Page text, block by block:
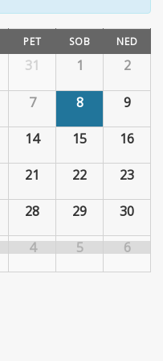
PET SOB NED
31 1 2
7 8 9
14 15 16
21 22 23
28 29 30
4 5 6